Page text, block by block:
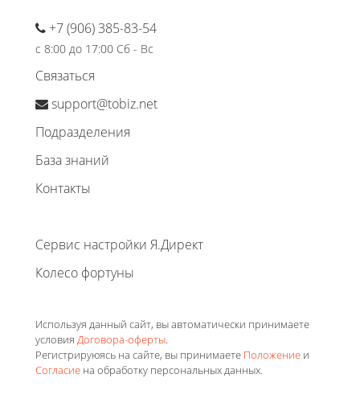
+7 (906) 385-83-54
с 8:00 до 17:00 Сб - Вс
Связаться
support@tobiz.net
Подразделения
База знаний
Контакты
Сервис настройки Я.Директ
Колесо фортуны
Используя данный сайт, вы автоматически принимаете
условия Договора-оферты.
Регистрируюясь на сайте, вы принимаете Положение и
Согласие на обработку персональных данных.